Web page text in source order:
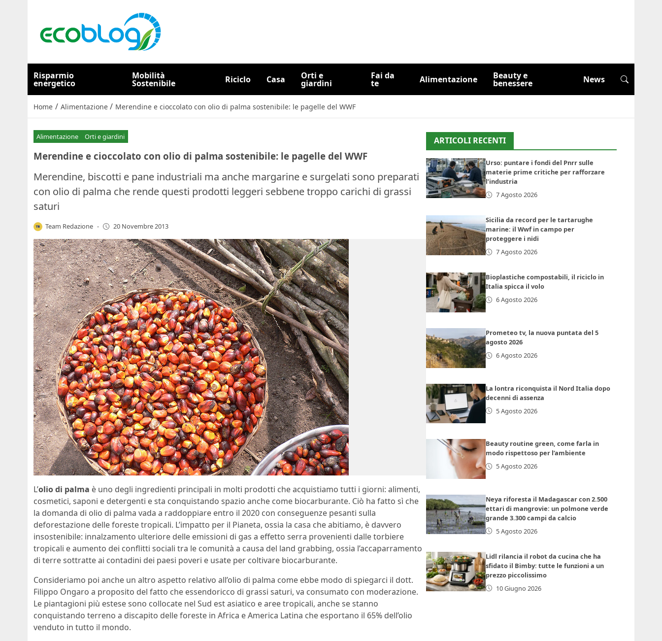
Risparmio
energetico
Mobilità
Sostenibile Riciclo Casa Orti e
giardini
Fai da
te Alimentazione Beauty e
benessere News
Home / Alimentazione / Merendine e cioccolato con olio di palma sostenibile: le pagelle del WWF
Alimentazione Orti e giardini
Merendine e cioccolato con olio di palma sostenibile: le pagelle del WWF
Merendine, biscotti e pane industriali ma anche margarine e surgelati sono preparati
con olio di palma che rende questi prodotti leggeri sebbene troppo carichi di grassi
saturi
Team Redazione - 20 Novembre 2013
L’olio di palma è uno degli ingredienti principali in molti prodotti che acquistiamo tutti i giorni: alimenti,
cosmetici, saponi e detergenti e sta conquistando spazio anche come biocarburante. Ciò ha fatto sì che
la domanda di olio di palma vada a raddoppiare entro il 2020 con conseguenze pesanti sulla
deforestazione delle foreste tropicali. L’impatto per il Pianeta, ossia la casa che abitiamo, è davvero
insostenibile: innalzamento ulteriore delle emissioni di gas a effetto serra provenienti dalle torbiere
tropicali e aumento dei conflitti sociali tra le comunità a causa del land grabbing, ossia l’accaparramento
di terre sottratte ai contadini dei paesi poveri e usate per coltivare biocarburante.
Consideriamo poi anche un altro aspetto relativo all’olio di palma come ebbe modo di spiegarci il dott.
Filippo Ongaro a proposito del fatto che essendoricco di grassi saturi, va consumato con moderazione.
Le piantagioni più estese sono collocate nel Sud est asiatico e aree tropicali, anche se stanno
conquistando terreno a discapito delle foreste in Africa e America Latina che esportano il 65% dell’olio
venduto in tutto il mondo.
ARTICOLI RECENTI
Urso: puntare i fondi del Pnrr sulle
materie prime critiche per rafforzare
l’industria
7 Agosto 2026
Sicilia da record per le tartarughe
marine: il Wwf in campo per
proteggere i nidi
7 Agosto 2026
Bioplastiche compostabili, il riciclo in
Italia spicca il volo
6 Agosto 2026
Prometeo tv, la nuova puntata del 5
agosto 2026
6 Agosto 2026
La lontra riconquista il Nord Italia dopo
decenni di assenza
5 Agosto 2026
Beauty routine green, come farla in
modo rispettoso per l’ambiente
5 Agosto 2026
Neya riforesta il Madagascar con 2.500
ettari di mangrovie: un polmone verde
grande 3.300 campi da calcio
5 Agosto 2026
Lidl rilancia il robot da cucina che ha
sfidato il Bimby: tutte le funzioni a un
prezzo piccolissimo
10 Giugno 2026